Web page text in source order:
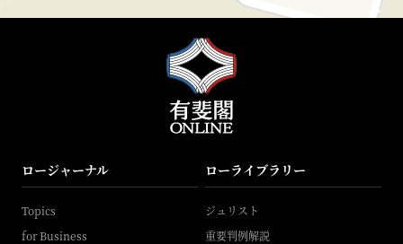
ロージャーナル
Topics
for Business
ローライブラリー
ジュリスト
重要判例解説